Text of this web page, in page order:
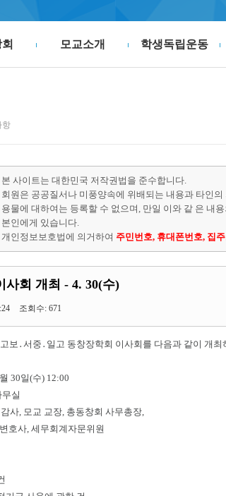
모교소개 학생독립운동
항
본 사이트는 대한민국 저작권법을 준수합니다.
회원은 공공질서나 미풍양속에 위배되는 내용과 타인
용물에 대하여는 등록할 수 없으며, 만일 이와 같 은 내
본인에게 있습니다.
개인정보보호법에 의거하여 주민번호, 휴대폰번호, 집
사회 개최 - 4. 30(수)
조회수: 671
보․서중․일고 동창장학회 이사회를 다음과 같이 개
30일(수) 12:00
사무실
사, 모교 교장, 총동창회 사무총장,
세무회계자문위원